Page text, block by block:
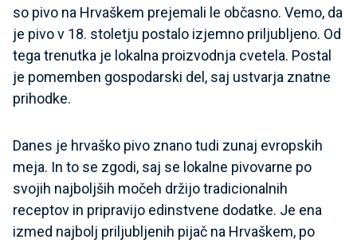
so pivo na Hrvaškem prejemali le občasno. Vemo, da
je pivo v 18. stoletju postalo izjemno priljubljeno. Od
tega trenutka je lokalna proizvodnja cvetela. Postal
je pomemben gospodarski del, saj ustvarja znatne
prihodke.
Danes je hrvaško pivo znano tudi zunaj evropskih
meja. In to se zgodi, saj se lokalne pivovarne po
svojih najboljših močeh držijo tradicionalnih
receptov in pripravijo edinstvene dodatke. Je ena
izmed najbolj priljubljenih pijač na Hrvaškem, po